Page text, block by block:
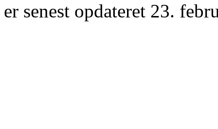
er senest opdateret 23.